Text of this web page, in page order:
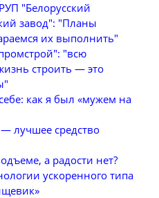
"Белорусский
завод": "Планы
их выполнить"
"всю
строить — это
как я был «мужем на
лучшее средство
а радости нет?
ускоренного типа